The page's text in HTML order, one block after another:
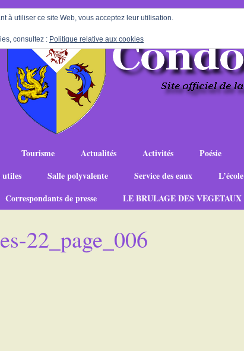
Tourisme Actualités Activités Poésie
Salle polyvalente Service des eaux L’école
Correspondants de presse
LE BRULAGE DES VEGETAUX
22_page_006
à utiliser ce site Web, vous acceptez leur utilisation.
consultez : Politique relative aux cookies